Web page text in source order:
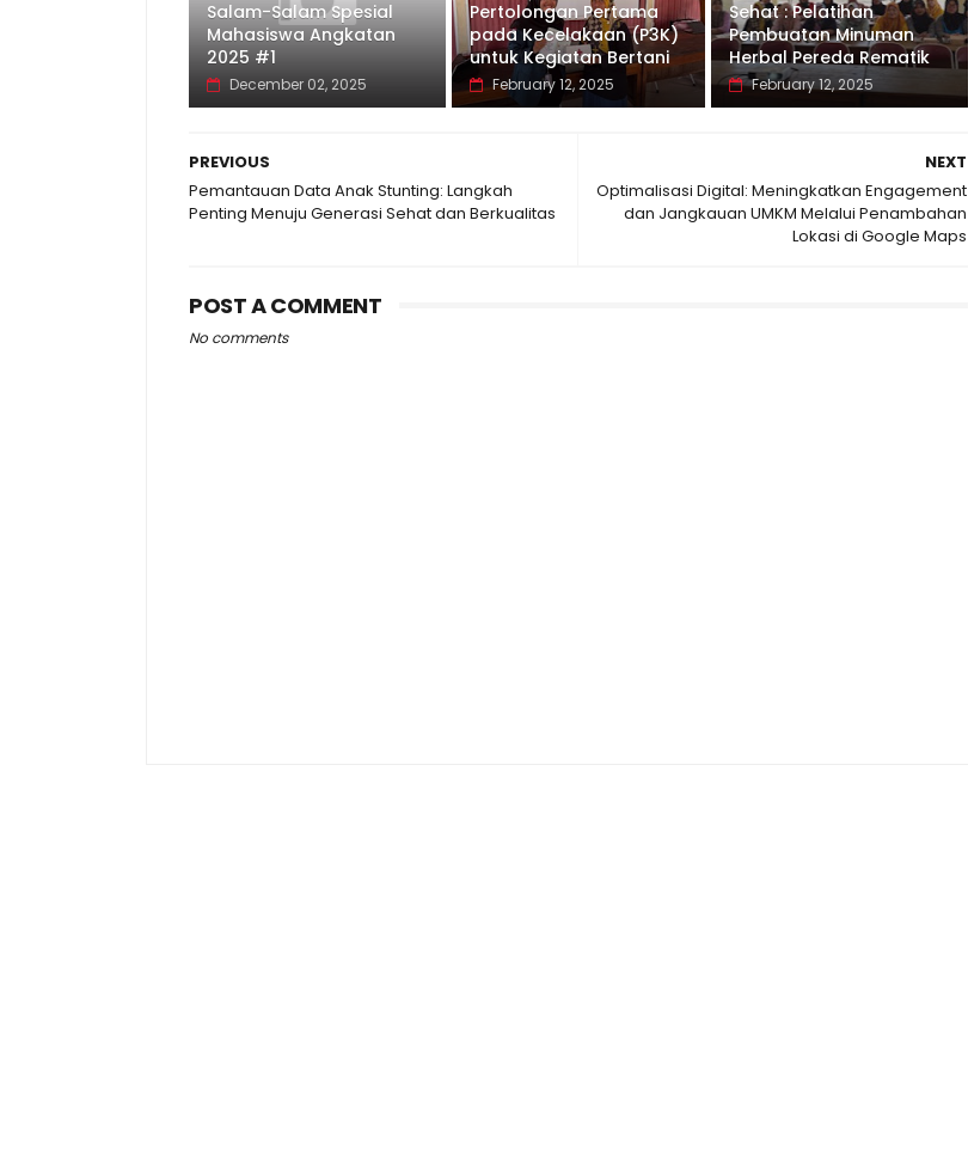
Salam-Salam Spesial
Mahasiswa Angkatan
2025 #1
December 02, 2025
Pertolongan Pertama
pada Kecelakaan (P3K)
untuk Kegiatan Bertani
February 12, 2025
Sehat : Pelatihan
Pembuatan Minuman
Herbal Pereda Rematik
February 12, 2025
NEXT
Optimalisasi Digital: Meningkatkan Engagement
dan Jangkauan UMKM Melalui Penambahan
Lokasi di Google Maps
PREVIOUS
Pemantauan Data Anak Stunting: Langkah
Penting Menuju Generasi Sehat dan Berkualitas
POST A COMMENT
No comments